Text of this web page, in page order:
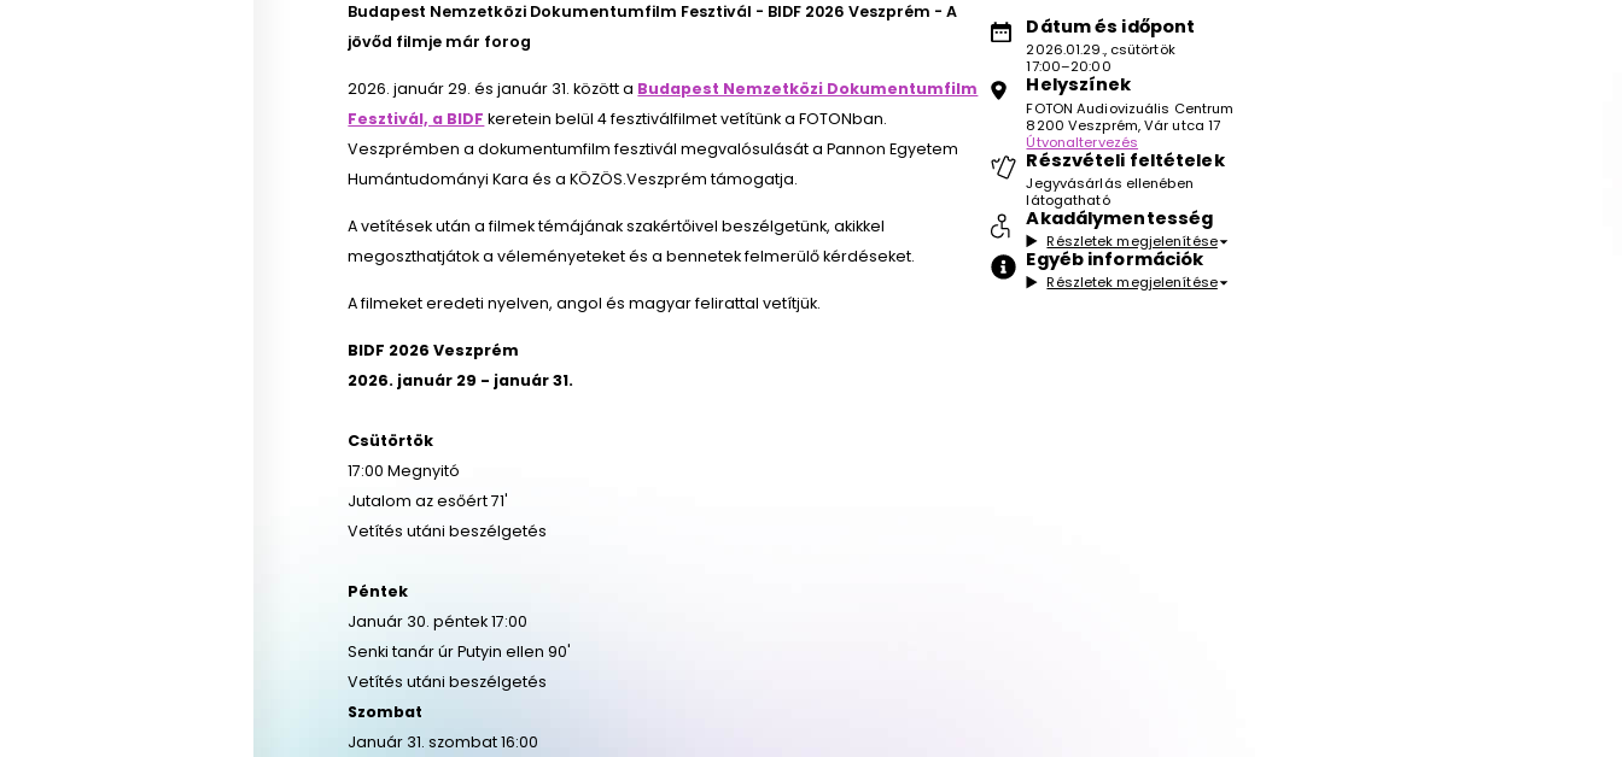
Budapest Nemzetközi Dokumentumfilm Fesztivál - BIDF 2026 Veszprém - A
jövőd filmje már forog
2026. január 29. és január 31. között a Budapest Nemzetközi Dokumentumfilm
Fesztivál, a BIDF keretein belül 4 fesztiválfilmet vetítünk a FOTONban.
Veszprémben a dokumentumfilm fesztivál megvalósulását a Pannon Egyetem
Humántudományi Kara és a KÖZÖS.Veszprém támogatja.
A vetítések után a filmek témájának szakértőivel beszélgetünk, akikkel
megoszthatjátok a véleményeteket és a bennetek felmerülő kérdéseket.
A filmeket eredeti nyelven, angol és magyar felirattal vetítjük.
BIDF 2026 Veszprém
2026. január 29 - január 31.
Csütörtök
17:00 Megnyitó
Jutalom az esőért 71'
Vetítés utáni beszélgetés
Péntek
Január 30. péntek 17:00
Senki tanár úr Putyin ellen 90'
Vetítés utáni beszélgetés
Szombat
Január 31. szombat 16:00
Dátum és időpont
2026.01.29., csütörtök
17:00–20:00
Helyszínek
FOTON Audiovizuális Centrum
8200 Veszprém, Vár utca 17
Útvonaltervezés
Részvételi feltételek
Jegyvásárlás ellenében
látogatható
Akadálymentesség
Részletek megjelenítése
Egyéb információk
Részletek megjelenítése